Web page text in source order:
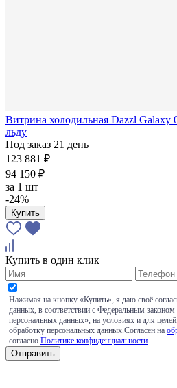
Витрина холодильная Dazzl Galaxy
льду
Под заказ 21 день
123 881 ₽
94 150 ₽
за 1 шт
-24%
Купить
Купить в один клик
Нажимая на кнопку «Купить», я даю своё
данных, в соответствии с Федеральным
персональных данных», на условиях и для
обработку персональных данных.Согласен на
согласно Политике конфиденциальности